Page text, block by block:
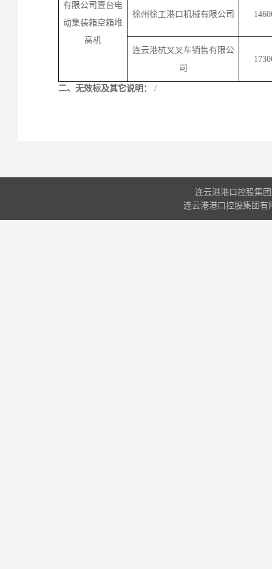
有限公司壹台电
动集装箱空箱堆
高机
徐州徐工港口机械有限公司
连云港杭叉叉车销售有限公
司
二、 无效标及其它说明 ： /
连云港港口控股集
连云港港口控股集团有